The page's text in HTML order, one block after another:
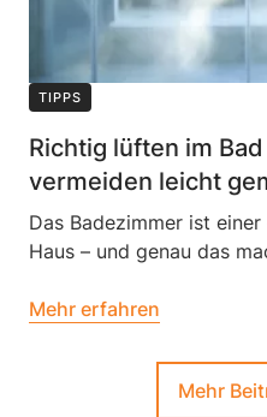
TIPPS
Richtig lüften im
vermeiden leicht
Das Badezimmer ist
Haus – und genau das
Mehr erfahren
Mehr